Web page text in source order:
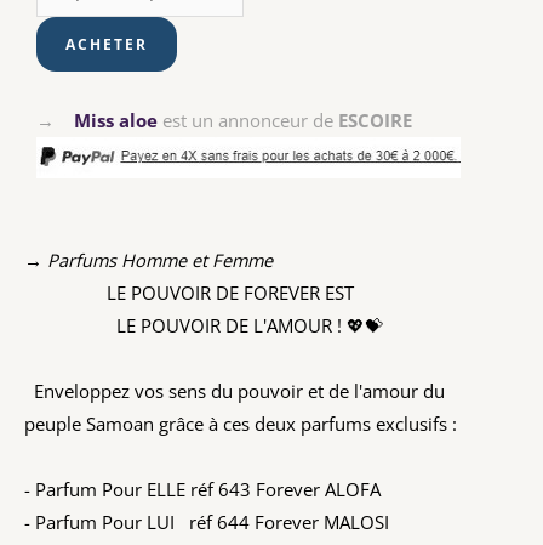
→ Miss aloe est un annonceur de ESCOIRE
→ Parfums Homme et Femme
LE POUVOIR DE FOREVER EST
LE POUVOIR DE L'AMOUR ! 💖💝
Enveloppez vos sens du pouvoir et de l'amour du
peuple Samoan grâce à ces deux parfums exclusifs :
- Parfum Pour ELLE réf 643 Forever ALOFA
- Parfum Pour LUI réf 644 Forever MALOSI